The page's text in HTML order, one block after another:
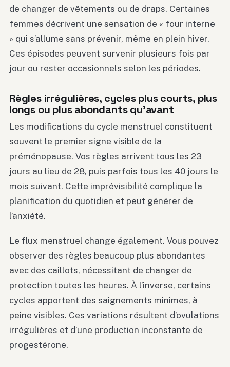
de changer de vêtements ou de draps. Certaines
femmes décrivent une sensation de « four interne
» qui s’allume sans prévenir, même en plein hiver.
Ces épisodes peuvent survenir plusieurs fois par
jour ou rester occasionnels selon les périodes.
Règles irrégulières, cycles plus courts, plus
longs ou plus abondants qu’avant
Les modifications du cycle menstruel constituent
souvent le premier signe visible de la
préménopause. Vos règles arrivent tous les 23
jours au lieu de 28, puis parfois tous les 40 jours le
mois suivant. Cette imprévisibilité complique la
planification du quotidien et peut générer de
l’anxiété.
Le flux menstruel change également. Vous pouvez
observer des règles beaucoup plus abondantes
avec des caillots, nécessitant de changer de
protection toutes les heures. À l’inverse, certains
cycles apportent des saignements minimes, à
peine visibles. Ces variations résultent d’ovulations
irrégulières et d’une production inconstante de
progestérone.